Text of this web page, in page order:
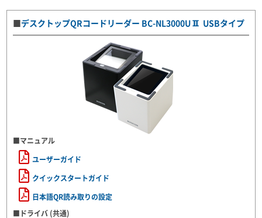
デスクトップQRコードリーダー BC-NL3000UⅡ USBタイプ
■マニュアル
ユーザーガイド
クイックスタートガイド
日本語QR読み取りの設定
■ドライバ (共通)